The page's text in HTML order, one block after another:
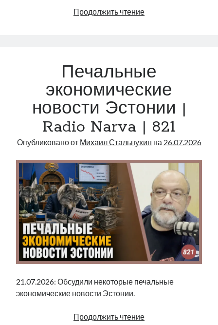
Продолжить чтениеНарва:
|
Narva
|
822
Печальные
экономические
новости Эстонии |
Radio Narva | 821
Опубликовано от Михаил Стальнухин на 26.07.2026
21.07.2026: Обсудили некоторые печальные
экономические новости Эстонии.
Продолжить чтениеПечальные